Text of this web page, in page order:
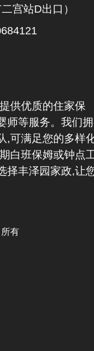
宫站D出口）
供优质的住家保
师等服务。我们
,可满足您的多样
白班保姆或钟点
择丰泽园家政,让
有